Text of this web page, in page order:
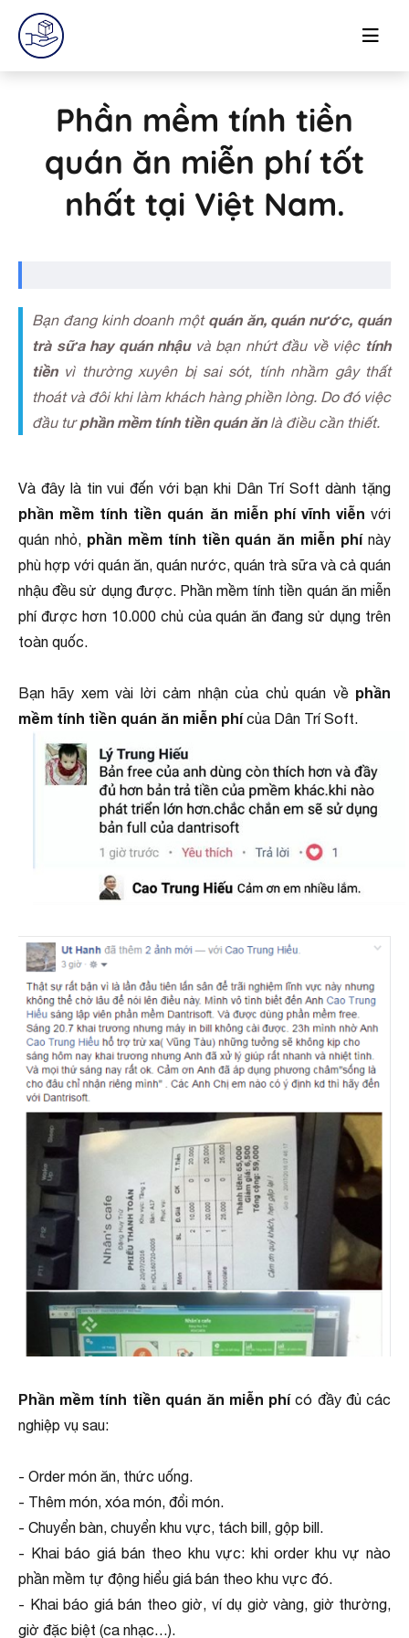
Phần mềm tính tiền
quán ăn miễn phí tốt
nhất tại Việt Nam.
Bạn đang kinh doanh một quán ăn, quán nước, quán
trà sữa hay quán nhậuvà bạn nhứt đầu về việc tính
tiềnvì thường xuyên bị sai sót, tính nhầm gây thất
thoát và đôi khi làm khách hàng phiền lòng. Do đó việc
đầu tưphần mềm tính tiền quán ănlà điều cần thiết.
Và đây là tin vui đến với bạn khi Dân Trí Soft dành tặng
phần mềm tính tiền quán ăn miễn phí vĩnh viễn với
quán nhỏ, phần mềm tính tiền quán ăn miễn phínày
phù hợp với quán ăn, quán nước, quán trà sữa và cả quán
nhậu đều sử dụng được. Phần mềm tính tiền quán ăn miễn
phí được hơn 10.000 chủ của quán ăn đang sử dụng trên
toàn quốc.
Bạn hãy xem vài lời cảm nhận của chủ quán về phần
mềm tính tiền quán ăn miễn phícủa Dân Trí Soft.
Phần mềm tính tiền quán ăn miễn phícó đầy đủ các
nghiệp vụ sau:
- Order món ăn, thức uống.
- Thêm món, xóa món, đổi món.
- Chuyển bàn, chuyển khu vực, tách bill, gộp bill.
- Khai báo giá bán theo khu vực: khi order khu vự nào
phần mềm tự động hiểu giá bán theo khu vực đó.
- Khai báo giá bán theo giờ, ví dụ giờ vàng, giờ thường,
giờ đặc biệt (ca nhạc…).